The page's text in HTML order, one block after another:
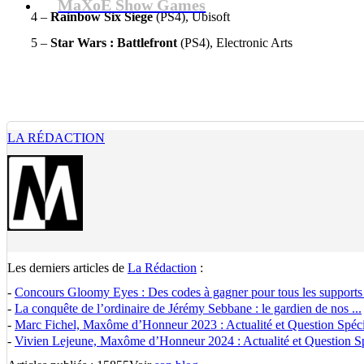
MaXoE Show Games
4 – Rainbow Six Siege(PS4), Ubisoft
5 – Star Wars : Battlefront (PS4), Electronic Arts
LA RÉDACTION
Les derniers articles de La Rédaction :
- Concours Gloomy Eyes : Des codes à gagner pour tous les
- La conquête de l’ordinaire de Jérémy Sebbane : le gardien de nos ...
- Marc Fichel, Maxôme d’Honneur 2023 : Actualité et Question
- Vivien Lejeune, Maxôme d’Honneur 2024 : Actualité et Question